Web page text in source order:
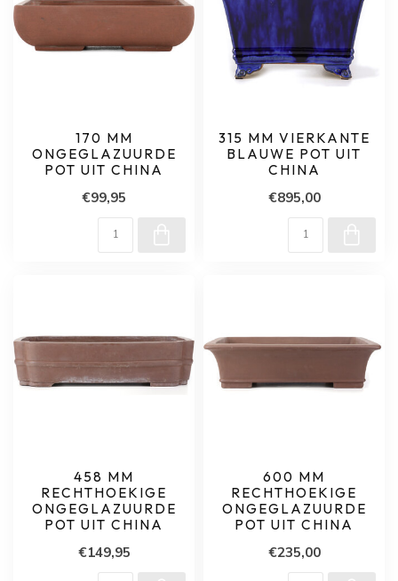
170 MM
ONGEGLAZUURDE
POT UIT CHINA
€99,95
315 MM VIERKANTE
BLAUWE POT UIT
CHINA
€895,00
458 MM
RECHTHOEKIGE
ONGEGLAZUURDE
POT UIT CHINA
€149,95
600 MM
RECHTHOEKIGE
ONGEGLAZUURDE
POT UIT CHINA
€235,00